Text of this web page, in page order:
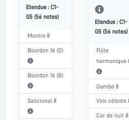
Etendue : C1-
G5 (56 notes)
Montre 8
Bourdon 16 (D)
Bourdon 16 (B)
Salicional 8
Etendue : C1-
G5 (56 notes)
Flûte
harmonique
Gambe 8
Voix céleste
Cor de nuit 8